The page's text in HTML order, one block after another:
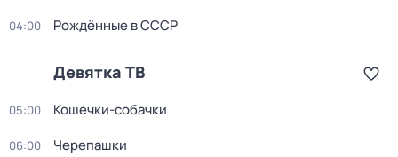
04:00 Рождённые в СССР
Девятка ТВ
05:00 Кошечки-собачки
06:00 Черепашки